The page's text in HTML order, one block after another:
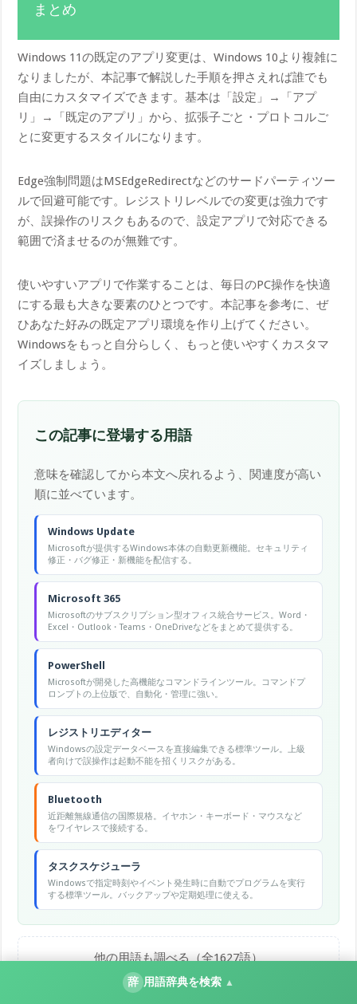
まとめ
Windows 11の既定のアプリ変更は、Windows 10より複雑に
なりましたが、本記事で解説した手順を押さえれば誰でも
自由にカスタマイズできます。基本は「設定」→「アプ
リ」→「既定のアプリ」から、拡張子ごと・プロトコルご
とに変更するスタイルになります。
Edge強制問題はMSEdgeRedirectなどのサードパーティツー
ルで回避可能です。レジストリレベルでの変更は強力です
が、誤操作のリスクもあるので、設定アプリで対応できる
範囲で済ませるのが無難です。
使いやすいアプリで作業することは、毎日のPC操作を快適
にする最も大きな要素のひとつです。本記事を参考に、ぜ
ひあなた好みの既定アプリ環境を作り上げてください。
Windowsをもっと自分らしく、もっと使いやすくカスタマ
イズしましょう。
この記事に登場する用語
意味を確認してから本文へ戻れるよう、関連度が高い
順に並べています。
Windows Update
Microsoftが提供するWindows本体の自動更新機能。セキュリティ
修正・バグ修正・新機能を配信する。
Microsoft 365
Microsoftのサブスクリプション型オフィス統合サービス。Word・
Excel・Outlook・Teams・OneDriveなどをまとめて提供する。
PowerShell
Microsoftが開発した高機能なコマンドラインツール。コマンドプ
ロンプトの上位版で、自動化・管理に強い。
レジストリエディター
Windowsの設定データベースを直接編集できる標準ツール。上級
者向けで誤操作は起動不能を招くリスクがある。
Bluetooth
近距離無線通信の国際規格。イヤホン・キーボード・マウスなど
をワイヤレスで接続する。
タスクスケジューラ
Windowsで指定時刻やイベント発生時に自動でプログラムを実行
する標準ツール。バックアップや定期処理に使える。
他の用語も調べる（全1627語）
辞 用語辞典を検索 ▲